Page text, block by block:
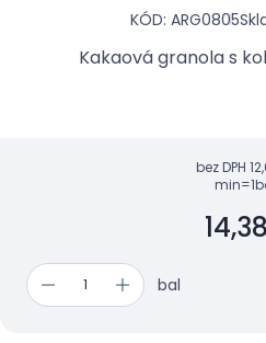
KÓD: ARG0805
Kakaová granola s
bez DPH
14,38
bal